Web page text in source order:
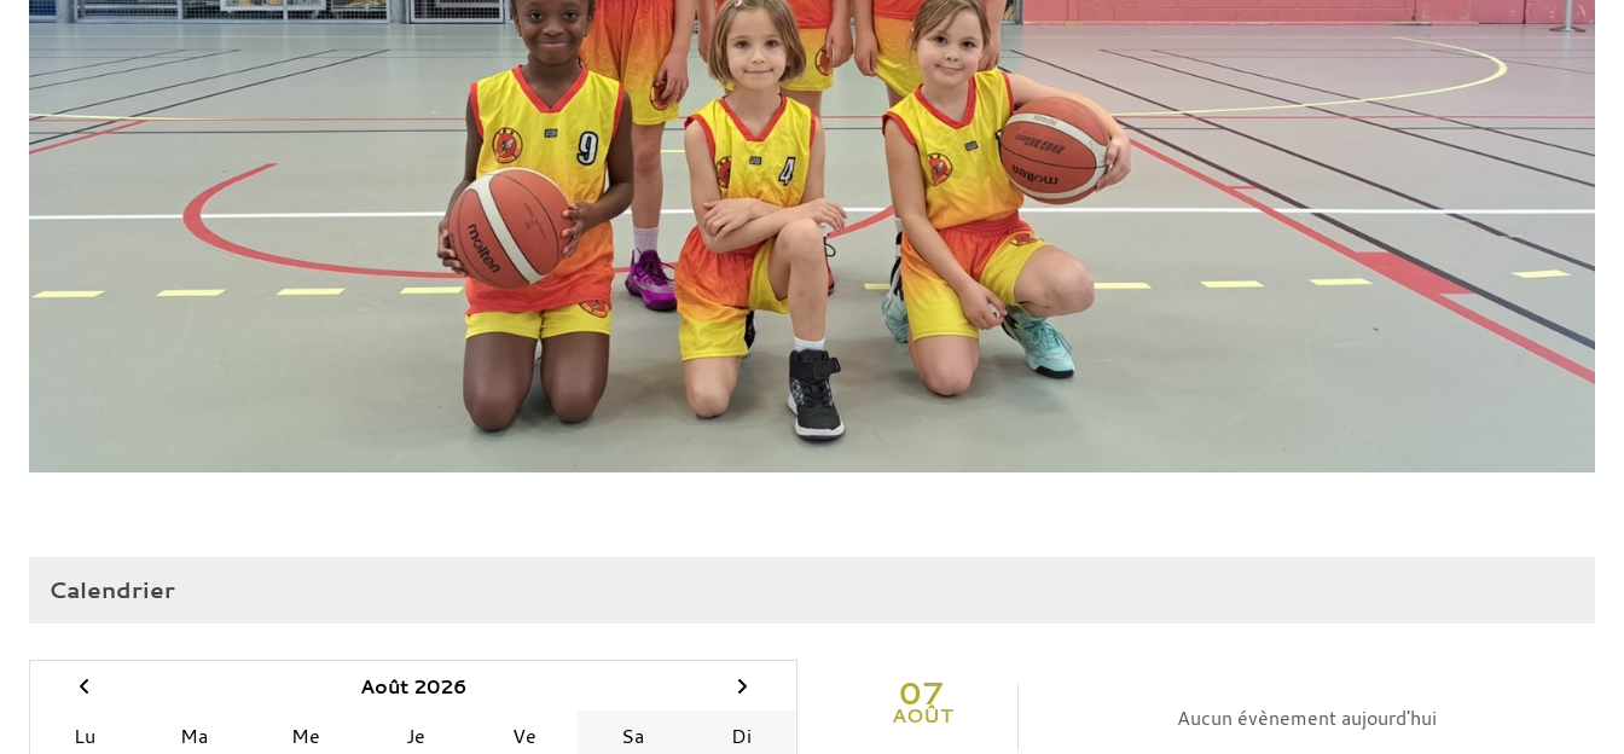
Calendrier
Août 2026
Lu
Ma Me Je Ve Sa
Di
07
AOÛT Aucun évènement aujourd'hui